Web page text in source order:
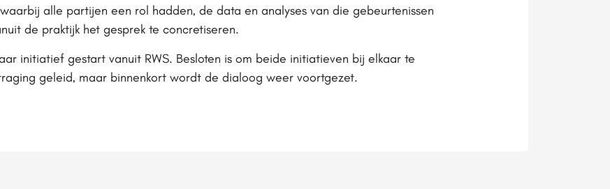
alle partijen een rol hadden, de data en analyses van die gebeurtenissen
de praktijk het gesprek te concretiseren.
initiatief gestart vanuit RWS. Besloten is om beide initiatieven bij elkaar te
geleid, maar binnenkort wordt de dialoog weer voortgezet.